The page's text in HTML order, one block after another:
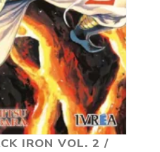
IRON VOL. 2 /